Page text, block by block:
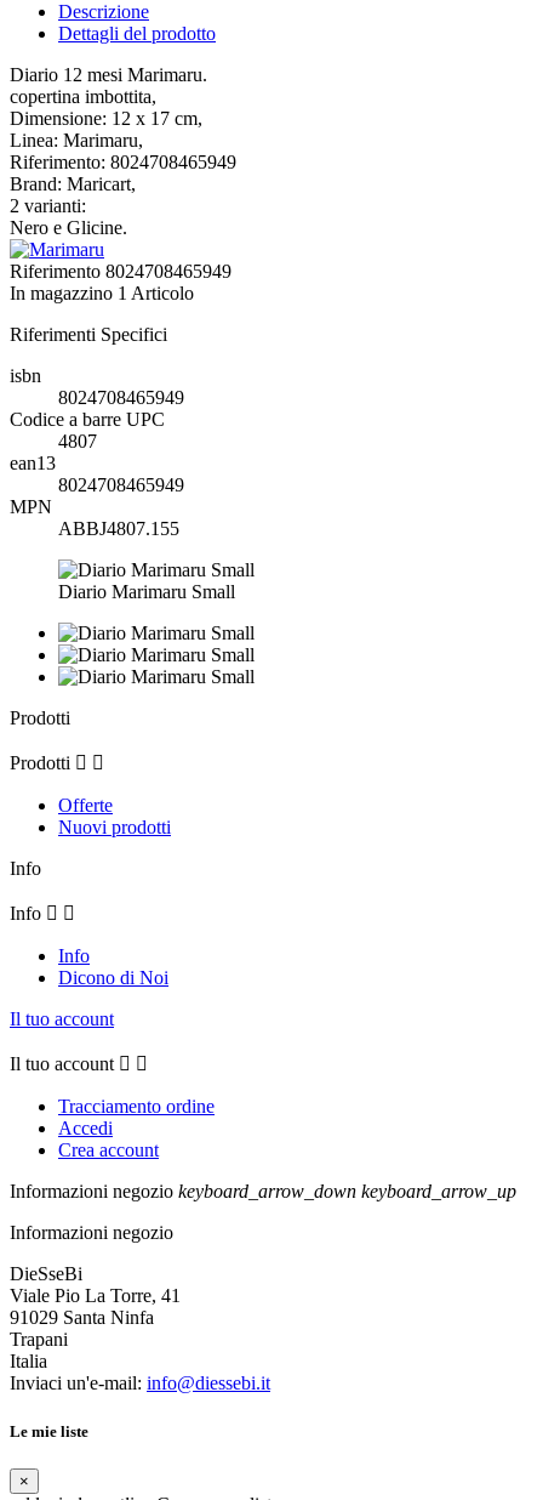
Descrizione
Dettagli del prodotto
Diario 12 mesi Marimaru.
copertina imbottita,
Dimensione: 12 x 17 cm,
Linea: Marimaru,
Riferimento: 8024708465949
Brand: Maricart,
2 varianti:
Nero e Glicine.
Riferimento 8024708465949
In magazzino 1 Articolo
Riferimenti Specifici
isbn
8024708465949
Codice a barre UPC
4807
ean13
8024708465949
MPN
ABBJ4807.155
Diario Marimaru Small
Prodotti
Prodotti  
Offerte
Nuovi prodotti
Info
Info  
Info
Dicono di Noi
Il tuo account
Il tuo account  
Tracciamento ordine
Accedi
Crea account
Informazioni negozio keyboard_arrow_down keyboard_arrow_up
Informazioni negozio
DieSseBi
Viale Pio La Torre, 41
91029 Santa Ninfa
Trapani
Italia
Inviaci un'e-mail: info@diessebi.it
Le mie liste
×